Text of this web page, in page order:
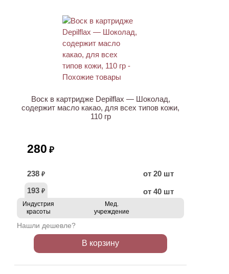
Воск в картридже Depilflax — Шоколад,
содержит масло какао, для всех типов кожи,
110 гр
280 ₽
238 ₽
от 20 шт
193 ₽ от 40 шт
Индустрия
красоты
Мед.
учреждение
Нашли дешевле?
В корзину